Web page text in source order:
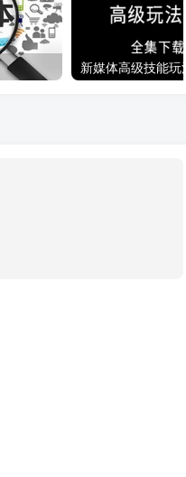
新媒体高级技能玩法